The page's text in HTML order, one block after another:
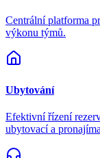
Centrální platforma
výkonu týmů.
Ubytování
Efektivní řízení
ubytovací a